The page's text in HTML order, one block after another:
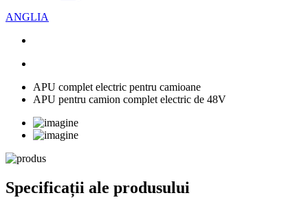
ANGLIA
APU complet electric pentru camioane
APU pentru camion complet electric de 48V
Specificații ale produsului